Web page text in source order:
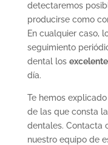
detectaremos
producirse como
En cualquier caso,
seguimiento
dental los
día.
Te hemos
de las que consta
dentales. Contacta
nuestro equipo de